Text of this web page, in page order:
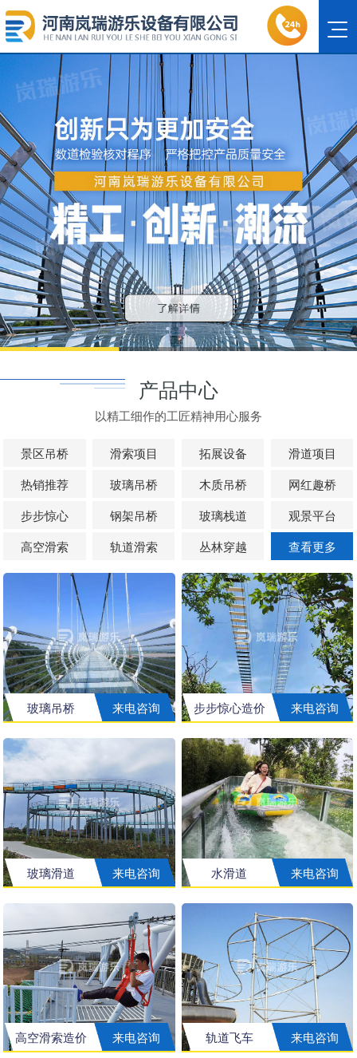
1 2 3
产品中心
以精工细作的工匠精神用心服务
景区吊桥 滑索项目 拓展设备
滑道项目
热销推荐
玻璃吊桥 木质吊桥
网红趣桥
步步惊心
钢架吊桥 玻璃栈道
观景平台
高空滑索
轨道滑索 丛林穿越 查看更多
玻璃吊桥 来电咨询 步步惊心造价 来电咨询
玻璃滑道 来电咨询 水滑道 来电咨询
高空滑索造价 来电咨询 轨道飞车 来电咨询